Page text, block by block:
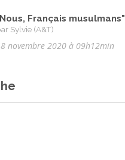
Français musulmans"
Sylvie (A&T)
novembre 2020 à 09h12min